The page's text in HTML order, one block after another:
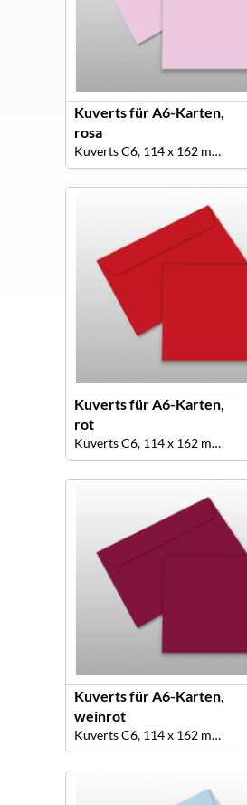
Kuverts für A6-Karten,
rosa
Kuverts C6, 114 x 162 mm, Farbe rosa
Kuverts für A6-Karten,
rot
Kuverts C6, 114 x 162 mm, Farbe rot
Kuverts für A6-Karten,
weinrot
Kuverts C6, 114 x 162 mm, Farbe weinrot